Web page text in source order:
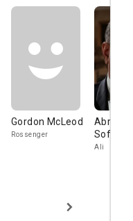
Gordon McLeod
Rossenger
Abraham
Sofaer
Ali